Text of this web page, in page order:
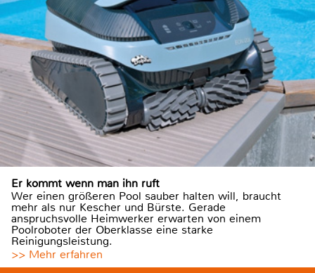
Er kommt wenn man ihn ruft
Wer einen größeren Pool sauber halten will, braucht
mehr als nur Kescher und Bürste. Gerade
anspruchsvolle Heimwerker erwarten von einem
Poolroboter der Oberklasse eine starke
Reinigungsleistung.
>> Mehr erfahren